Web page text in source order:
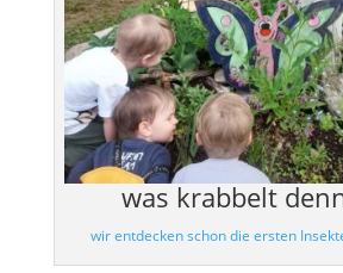
was krabbelt
wir entdecken schon die ersten